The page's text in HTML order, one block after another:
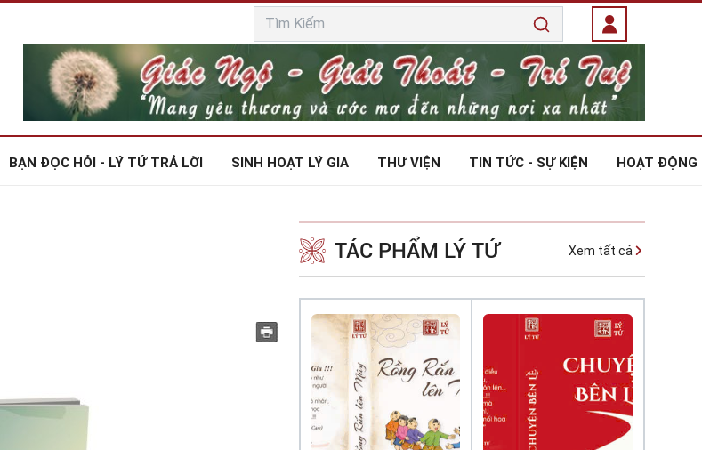
Đăng
nhập
BẠN ĐỌC HỎI - LÝ TỨ TRẢ LỜI SINH HOẠT LÝ GIA THƯ VIỆN TIN TỨC - SỰ KIỆN HOẠT ĐỘNG
TÁC PHẨM LÝ TỨ Xem tất cả